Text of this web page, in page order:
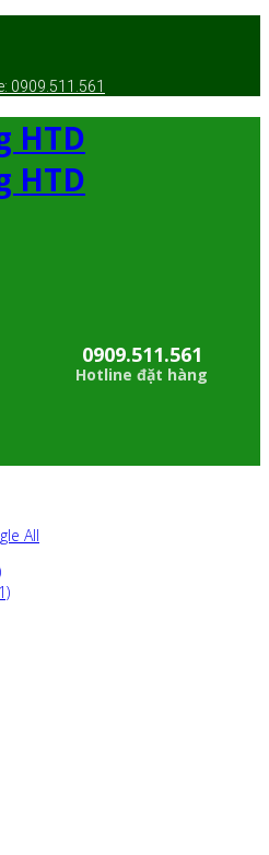
0909.511.561
0909.511.561
Hotline đặt hàng
All